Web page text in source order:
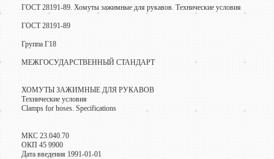
ГОСТ 28191-89. Хомуты зажимные для рукавов. Технические условия
ГОСТ 28191-89
Группа Г18
МЕЖГОСУДАРСТВЕННЫЙ СТАНДАРТ
ХОМУТЫ ЗАЖИМНЫЕ ДЛЯ РУКАВОВ
Технические условия
Clamps for hoses. Specifications
МКС 23.040.70
ОКП 45 9900
Дата введения 1991-01-01